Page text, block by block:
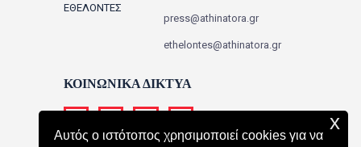
ΕΘΕΛΟΝΤΕΣ
press@athinatora.gr
ethelontes@athinatora.gr
ΚΟΙΝΩΝΙΚΑ ΔΙΚΤΥΑ
Αυτός ο ιστότοπος χρησιμοποιεί cookies για να
x